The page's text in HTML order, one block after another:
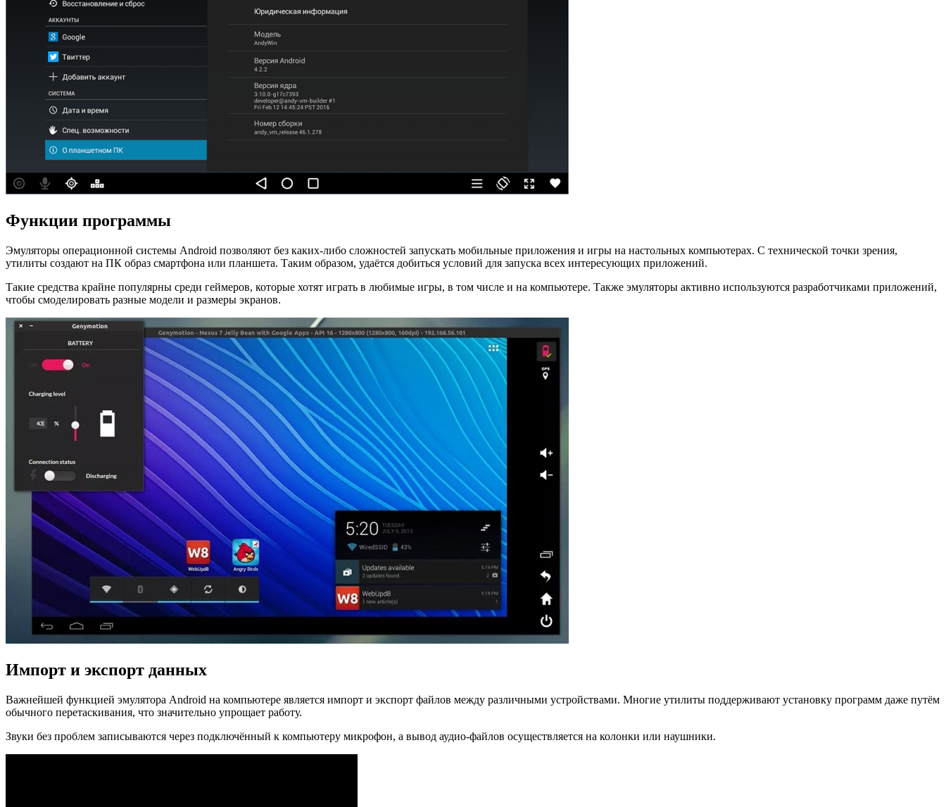
Функции программы
Эмуляторы операционной системы Android позволяют без каких-либо сложностей запускать мобильные приложения и игры на настольных компьютерах. С технической точки зрения,
утилиты создают на ПК образ смартфона или планшета. Таким образом, удаётся добиться условий для запуска всех интересующих приложений.
Такие средства крайне популярны среди геймеров, которые хотят играть в любимые игры, в том числе и на компьютере. Также эмуляторы активно используются разработчиками приложений,
чтобы смоделировать разные модели и размеры экранов.
Импорт и экспорт данных
Важнейшей функцией эмулятора Android на компьютере является импорт и экспорт файлов между различными устройствами. Многие утилиты поддерживают установку программ даже путём
обычного перетаскивания, что значительно упрощает работу.
Звуки без проблем записываются через подключённый к компьютеру микрофон, а вывод аудио-файлов осуществляется на колонки или наушники.